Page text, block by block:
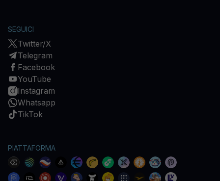
SEGUICI
Twitter/X
Telegram
Facebook
YouTube
Instagram
Whatsapp
TikTok
PIATTAFORMA